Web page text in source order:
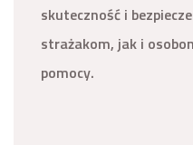
skuteczność i
strażakom, jak i
pomocy.